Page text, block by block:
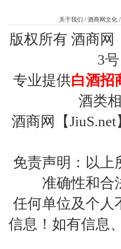
关于我们 /酒商网文化 /
版权所有 酒商网
3号
专业提供白酒招
酒类
酒商网【
免责声明：以上
准确性和合
任何单位及个人
信息！如有信息